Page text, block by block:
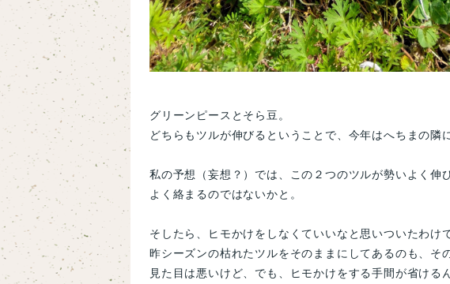
グリーンピースとそら豆。
どちらもツルが伸びるということで、今年はへちまの隣
私の予想（妄想？）では、この２つのツルが勢いよく伸
よく絡まるのではないかと。
そしたら、ヒモかけをしなくていいなと思いついたわけ
昨シーズンの枯れたツルをそのままにしてあるのも、そ
見た目は悪いけど、でも、ヒモかけをする手間が省ける